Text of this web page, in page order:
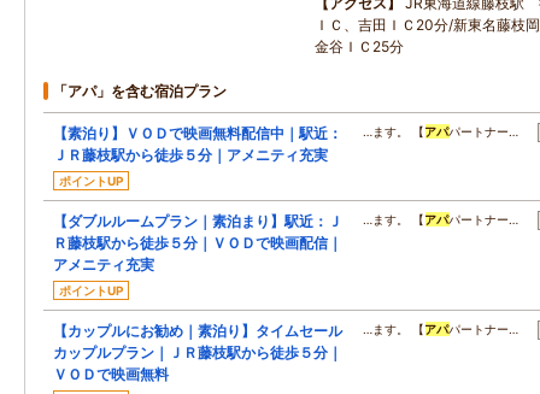
ＩＣ、吉田ＩＣ20分/新東名藤枝
金谷ＩＣ25分
「アパ」を含む宿泊プラン
【素泊り】ＶＯＤで映画無料配信中｜駅近：
ＪＲ藤枝駅から徒歩５分｜アメニティ充実
ポイントUP
…ます。 【アパパートナー…
【ダブルルームプラン｜素泊まり】駅近：Ｊ
Ｒ藤枝駅から徒歩５分｜ＶＯＤで映画配信｜
アメニティ充実
ポイントUP
…ます。 【アパパートナー…
【カップルにお勧め｜素泊り】タイムセール
カップルプラン｜ＪＲ藤枝駅から徒歩５分｜
ＶＯＤで映画無料
…ます。 【アパパートナー…